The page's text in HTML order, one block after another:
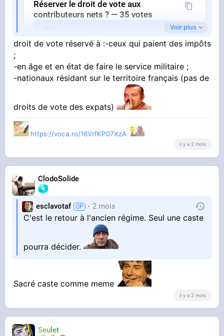
Réserver le droit de vote aux
contributeurs nets ? — 35 votes
Pour
Contre
Voir plus
droit de vote réservé à :-ceux qui paient des impôts
;
-en âge et en état de faire le service militaire ;
-nationaux résidant sur le territoire français (pas de
droits de vote des expats)
https://voca.ro/16VrfKP07XzA
il y a 2 mois
ClodoSolide
esclavotaf 2 mois
C'est le retour à l'ancien régime. Seul une caste
pourra décider.
Sacré caste comme meme
il y a 2 mois
Seulet